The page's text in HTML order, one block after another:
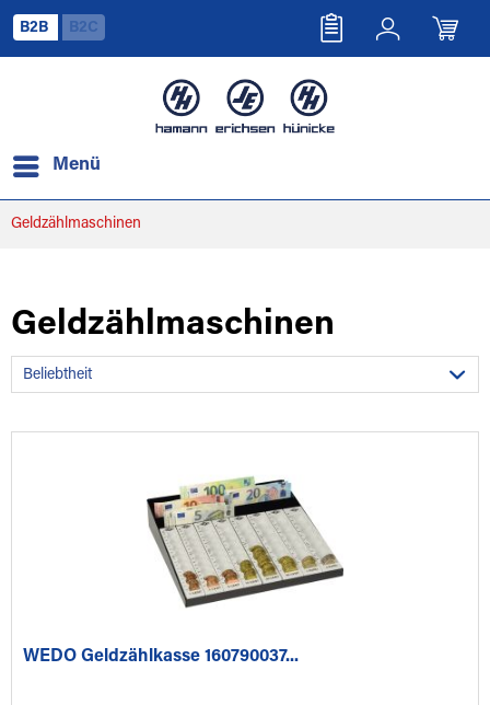
B2B B2C
Menü
Geldzählmaschinen
Geldzählmaschinen
WEDO Geldzählkasse 160790037...